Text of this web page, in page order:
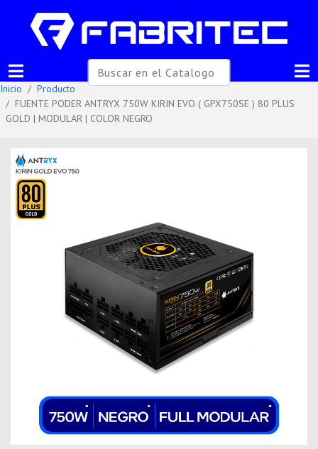
Inicio
Producto
FUENTE PODER ANTRYX 750W KIRIN EVO ( GPX750SE ) 80 PLUS
GOLD | MODULAR | COLOR NEGRO